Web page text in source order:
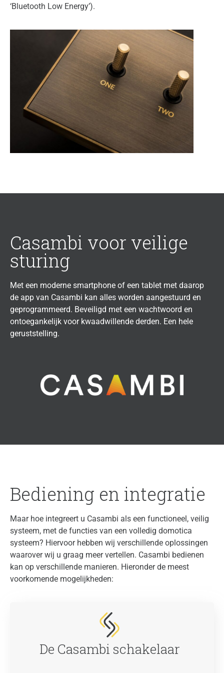
‘Bluetooth Low Energy’).
Casambi voor veilige
sturing
Met een moderne smartphone of een tablet met daarop
de app van Casambi kan alles worden aangestuurd en
geprogrammeerd. Beveiligd met een wachtwoord en
ontoegankelijk voor kwaadwillende derden. Een hele
geruststelling.
Bediening en integratie
Maar hoe integreert u Casambi als een functioneel, veilig
systeem, met de functies van een volledig domotica
systeem? Hiervoor hebben wij verschillende oplossingen
waarover wij u graag meer vertellen. Casambi bedienen
kan op verschillende manieren. Hieronder de meest
voorkomende mogelijkheden:
De Casambi schakelaar